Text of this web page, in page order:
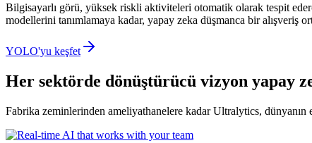
Bilgisayarlı görü, yüksek riskli aktiviteleri otomatik olarak tespit
modellerini tanımlamaya kadar, yapay zeka düşmanca bir alışveriş
YOLO'yu keşfet
Her sektörde dönüştürücü vizyon yapay
Fabrika zeminlerinden ameliyathanelere kadar Ultralytics,